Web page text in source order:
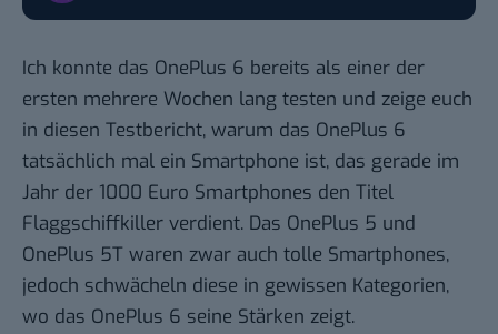
Ich konnte das OnePlus 6 bereits als einer der
ersten mehrere Wochen lang testen und zeige euch
in diesen Testbericht, warum das OnePlus 6
tatsächlich mal ein Smartphone ist, das gerade im
Jahr der 1000 Euro Smartphones den Titel
Flaggschiffkiller verdient. Das OnePlus 5 und
OnePlus 5T waren zwar auch tolle Smartphones,
jedoch schwächeln diese in gewissen Kategorien,
wo das OnePlus 6 seine Stärken zeigt.